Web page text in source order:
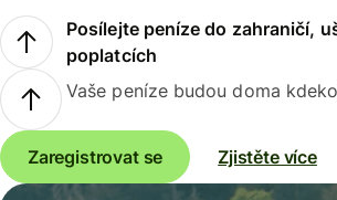
Posílejte peníze do zahraničí,
poplatcích
Vaše peníze budou doma
Zaregistrovat se Zjistěte více